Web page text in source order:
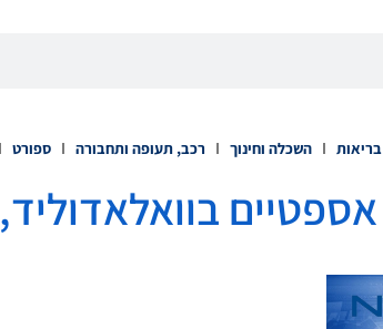
בריאות השכלה וחינוך רכב, תעופה ותחבורה ספורט
קוריה משלימה שדרוג של חדרי API אספטיים בוואלאדוליד,